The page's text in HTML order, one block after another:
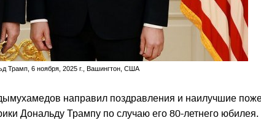
Трамп, 6 ноября, 2025 г., Вашингтон, США
направил поздравления и наилучшие
Дональду Трампу по случаю его 80-летнего